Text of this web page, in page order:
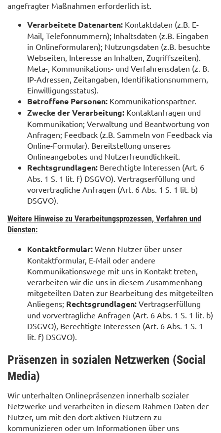
angefragter Maßnahmen erforderlich ist.
Verarbeitete Datenarten: Kontaktdaten (z.B. E-
Mail, Telefonnummern); Inhaltsdaten (z.B. Eingaben
in Onlineformularen); Nutzungsdaten (z.B. besuchte
Webseiten, Interesse an Inhalten, Zugriffszeiten).
Meta-, Kommunikations- und Verfahrensdaten (z. B.
IP-Adressen, Zeitangaben, Identifikationsnummern,
Einwilligungsstatus).
Betroffene Personen: Kommunikationspartner.
Zwecke der Verarbeitung: Kontaktanfragen und
Kommunikation; Verwaltung und Beantwortung von
Anfragen; Feedback (z.B. Sammeln von Feedback via
Online-Formular). Bereitstellung unseres
Onlineangebotes und Nutzerfreundlichkeit.
Rechtsgrundlagen: Berechtigte Interessen (Art. 6
Abs. 1 S. 1 lit. f) DSGVO). Vertragserfüllung und
vorvertragliche Anfragen (Art. 6 Abs. 1 S. 1 lit. b)
DSGVO).
Weitere Hinweise zu Verarbeitungsprozessen, Verfahren und
Diensten:
Kontaktformular: Wenn Nutzer über unser
Kontaktformular, E-Mail oder andere
Kommunikationswege mit uns in Kontakt treten,
verarbeiten wir die uns in diesem Zusammenhang
mitgeteilten Daten zur Bearbeitung des mitgeteilten
Anliegens; Rechtsgrundlagen: Vertragserfüllung
und vorvertragliche Anfragen (Art. 6 Abs. 1 S. 1 lit. b)
DSGVO), Berechtigte Interessen (Art. 6 Abs. 1 S. 1
lit. f) DSGVO).
Präsenzen in sozialen Netzwerken (Social
Media)
Wir unterhalten Onlinepräsenzen innerhalb sozialer
Netzwerke und verarbeiten in diesem Rahmen Daten der
Nutzer, um mit den dort aktiven Nutzern zu
kommunizieren oder um Informationen über uns